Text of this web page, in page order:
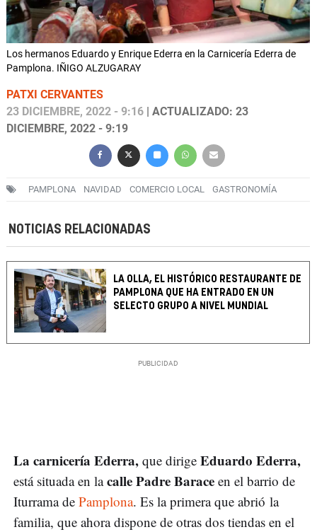
Los hermanos Eduardo y Enrique Ederra en la Carnicería Ederra de
Pamplona. IÑIGO ALZUGARAY
PATXI CERVANTES
23 DICIEMBRE, 2022 - 9:16 | ACTUALIZADO: 23
DICIEMBRE, 2022 - 9:19
PAMPLONA NAVIDAD COMERCIO LOCAL GASTRONOMÍA
NOTICIAS RELACIONADAS
LA OLLA, EL HISTÓRICO RESTAURANTE DE
PAMPLONA QUE HA ENTRADO EN UN
SELECTO GRUPO A NIVEL MUNDIAL
La carnicería Ederra, que dirige Eduardo Ederra,
está situada en lacalle Padre Barace en el barrio de
Iturrama de Pamplona. Es la primera que abrió la
familia, que ahora dispone de otras dos tiendas en el